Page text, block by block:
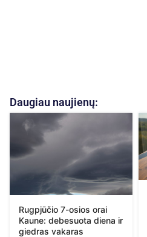
Daugiau naujienų:
Rugpjūčio 7-osios orai
Kaune: debesuota diena ir
giedras vakaras